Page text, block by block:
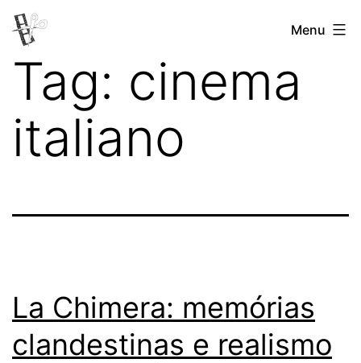
Pular
para
conteúdo
Revista
Vertovina
Menu
Tag: cinema
italiano
La Chimera: memórias
clandestinas e realismo